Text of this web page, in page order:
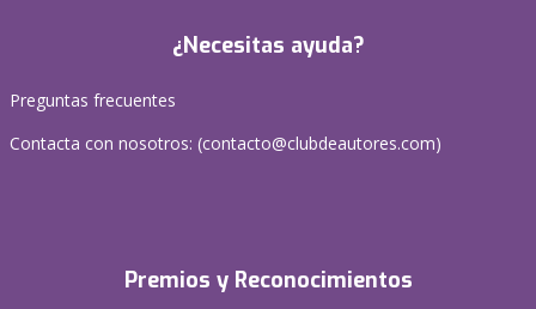
¿Necesitas ayuda?
Preguntas frecuentes
Contacta con nosotros: (contacto@clubdeautores.com)
Premios y Reconocimientos